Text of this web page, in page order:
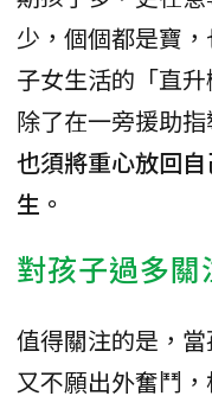
少，個個都是寶
子女生活的「直
除了在一旁援助指
也須將重心放回
生。
對孩子過多
值得關注的是，
又不願出外奮鬥